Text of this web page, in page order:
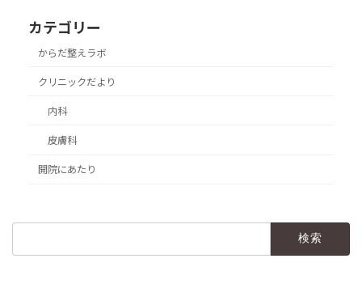
カテゴリー
からだ整えラボ
クリニックだより
内科
皮膚科
開院にあたり